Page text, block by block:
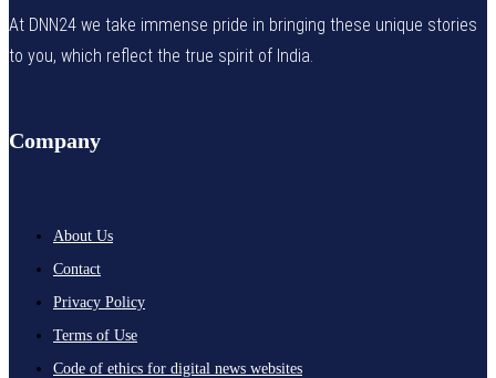
At DNN24 we take immense pride in bringing these unique stories
to you, which reflect the true spirit of India.
Company
About Us
Contact
Privacy Policy
Terms of Use
Code of ethics for digital news websites